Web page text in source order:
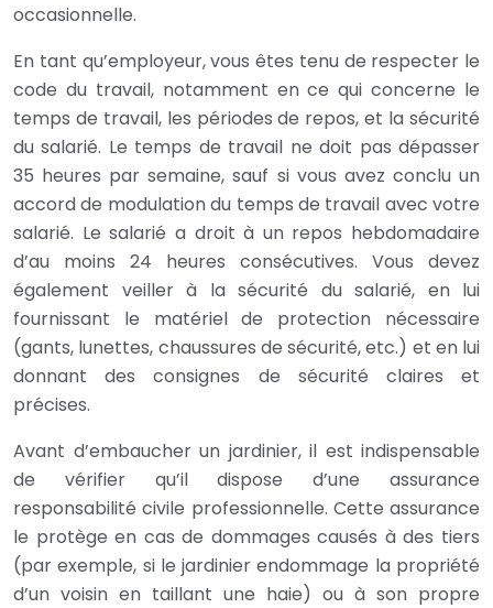
occasionnelle.
En tant qu’employeur, vous êtes tenu de respecter le
code du travail, notamment en ce qui concerne le
temps de travail, les périodes de repos, et la sécurité
du salarié. Le temps de travail ne doit pas dépasser
35 heures par semaine, sauf si vous avez conclu un
accord de modulation du temps de travail avec votre
salarié. Le salarié a droit à un repos hebdomadaire
d’au moins 24 heures consécutives. Vous devez
également veiller à la sécurité du salarié, en lui
fournissant le matériel de protection nécessaire
(gants, lunettes, chaussures de sécurité, etc.) et en lui
donnant des consignes de sécurité claires et
précises.
Avant d’embaucher un jardinier, il est indispensable
de vérifier qu’il dispose d’une assurance
responsabilité civile professionnelle. Cette assurance
le protège en cas de dommages causés à des tiers
(par exemple, si le jardinier endommage la propriété
d’un voisin en taillant une haie) ou à son propre